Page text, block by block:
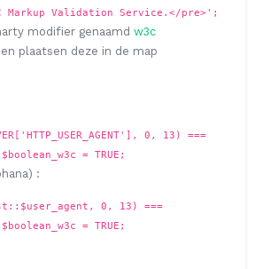
Markup Validation Service.</pre>';
modifier genaamd w3c
plaatsen deze in de map
0, 13) ===
= TRUE;
:
0, 13) ===
= TRUE;